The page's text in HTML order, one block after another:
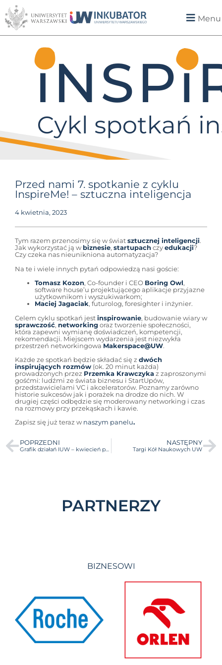
Menu
Przed nami 7. spotkanie z cyklu
InspireMe! – sztuczna inteligencja
4 kwietnia, 2023
Tym razem przenosimy się w świat sztucznej inteligencji.
Jak wykorzystać ją w biznesie, startupach czy edukacji?
Czy czeka nas nieunikniona automatyzacja?
Na te i wiele innych pytań odpowiedzą nasi goście:
Tomasz Kozon, Co-founder i CEO Boring Owl,
software house’u projektującego aplikacje przyjazne
użytkownikom i wyszukiwarkom;
Maciej Jagaciak, futurolog, foresighter i inżynier.
Celem cyklu spotkań jest inspirowanie, budowanie wiary w
sprawczość, networking oraz tworzenie społeczności,
która zapewni wymianę doświadczeń, kompetencji,
rekomendacji. Miejscem wydarzenia jest niezwykła
przestrzeń networkingowa Makerspace@UW.
Każde ze spotkań będzie składać się z dwóch
inspirujących rozmów (ok. 20 minut każda)
prowadzonych przez Przemka Krawczyka z zaproszonymi
gośćmi: ludźmi ze świata biznesu i StartUpów,
przedstawicielami VC i akceleratorów. Poznamy zarówno
historie sukcesów jak i porażek na drodze do nich. W
drugiej części odbędzie się moderowany networking i czas
na rozmowy przy przekąskach i kawie.
Zapisz się już teraz w naszym panelu.
POPRZEDNI NASTĘPNY
Targi Kół Naukowych UW
PARTNERZY
BIZNESOWI